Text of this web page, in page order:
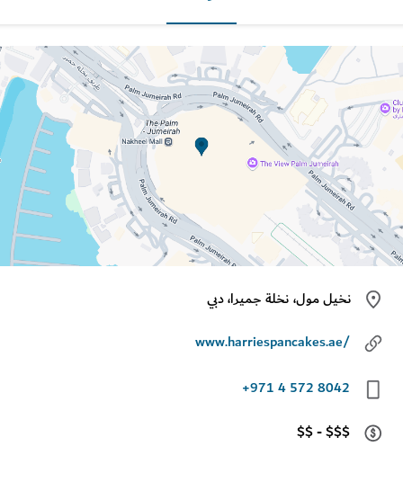
نخيل مول، نخلة جميرا، دبي
www.harriespancakes.ae/
+971 4 572 8042
$$ - $$$